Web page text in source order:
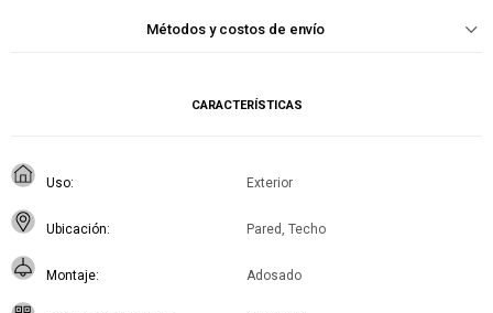
Métodos y costos de envío
CARACTERÍSTICAS
Uso Exterior
Ubicación Pared, Techo
Montaje Adosado